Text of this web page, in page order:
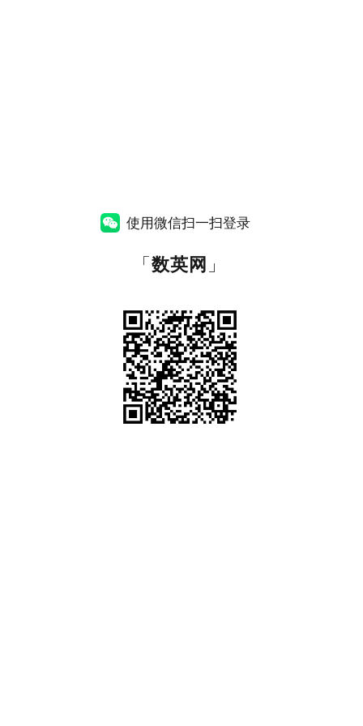
使用微信扫一扫登录
「数英网 」